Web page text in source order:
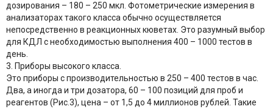
дозирования – 180 – 250 мкл. Фотометрические измерения в
анализаторах такого класса обычно осуществляется
непосредственно в реакционных кюветах. Это разумный выбор
для КДЛ с необходимостью выполнения 400 – 1000 тестов в
день.
3. Приборы высокого класса.
Это приборы с производительностью в 250 – 400 тестов в час.
Два, а иногда и три дозатора, 60 – 100 позиций для проб и
реагентов (Рис.3), цена – от 1,5 до 4 миллионов рублей. Такие